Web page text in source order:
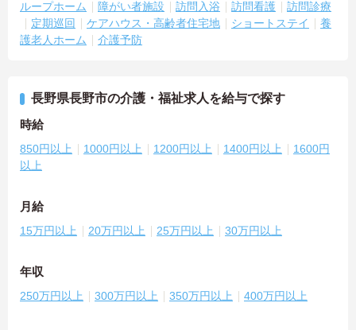
ループホーム
障がい者施設 訪問入浴 訪問看護
訪問診療
定期巡回
ケアハウス・高齢者住宅地 ショートステイ
養
護老人ホーム
介護予防
長野県長野市の介護・福祉求人を給与で探す
時給
850円以上 1000円以上 1200円以上 1400円以上
1600円
以上
月給
15万円以上 20万円以上 25万円以上 30万円以上
年収
250万円以上 300万円以上 350万円以上 400万円以上